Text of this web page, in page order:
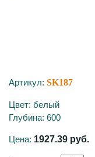
Артикул: SK187
Цвет: белый
Глубина: 600
Цена: 1927.39 руб.